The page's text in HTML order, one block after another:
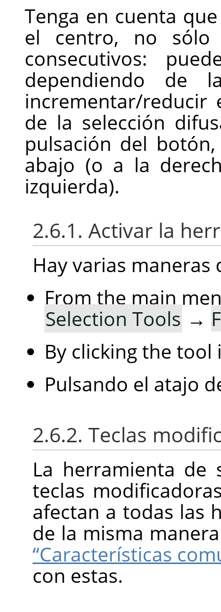
Tenga en cuenta
el centro, no sólo
consecutivos:
dependiendo de
incrementar/
de la selección
pulsación del
abajo (o a la
izquierda).
2.6.1. Activar la
Hay varias
From the main
Selection Tools →
By clicking the
Pulsando el atajo
2.6.2. Teclas
La herramienta de
teclas
afectan a todas las
de la misma
“Características
con estas.